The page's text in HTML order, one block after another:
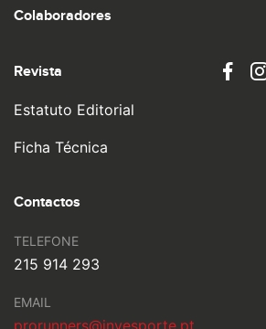
Colaboradores
Revista
Estatuto Editorial
Ficha Técnica
Contactos
TELEFONE
215 914 293
EMAIL